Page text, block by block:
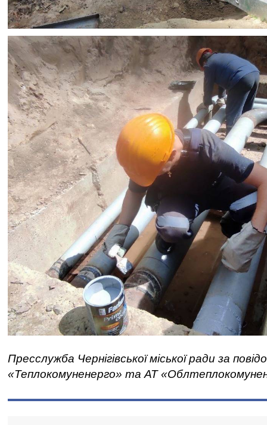
Пресслужба Чернігівської міської ради за
«Теплокомуненерго» та АТ